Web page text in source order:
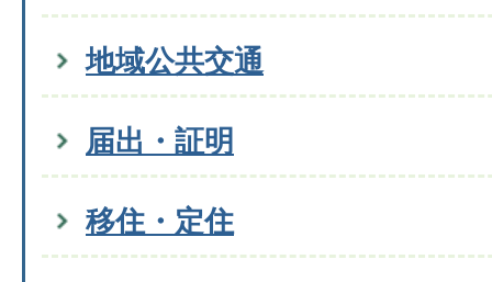
地域公共交通
届出・証明
移住・定住